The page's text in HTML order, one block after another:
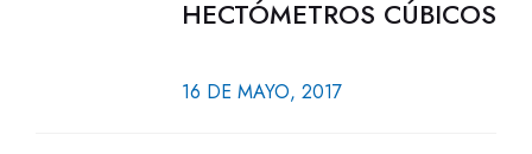
HECTÓMETROS CÚBICOS
16 DE MAYO, 2017